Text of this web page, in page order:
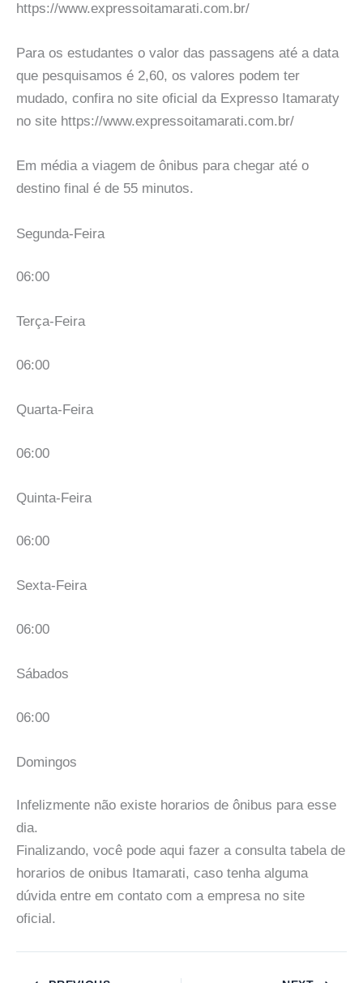
https://www.expressoitamarati.com.br/
Para os estudantes o valor das passagens até a data
que pesquisamos é 2,60, os valores podem ter
mudado, confira no site oficial da Expresso Itamaraty
no site https://www.expressoitamarati.com.br/
Em média a viagem de ônibus para chegar até o
destino final é de 55 minutos.
Segunda-Feira
06:00
Terça-Feira
06:00
Quarta-Feira
06:00
Quinta-Feira
06:00
Sexta-Feira
06:00
Sábados
06:00
Domingos
Infelizmente não existe horarios de ônibus para esse
dia.
Finalizando, você pode aqui fazer a consulta tabela de
horarios de onibus Itamarati, caso tenha alguma
dúvida entre em contato com a empresa no site
oficial.